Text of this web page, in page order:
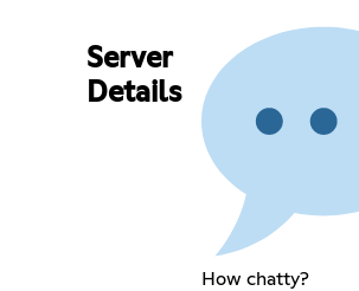
Server
Details
How chatty?